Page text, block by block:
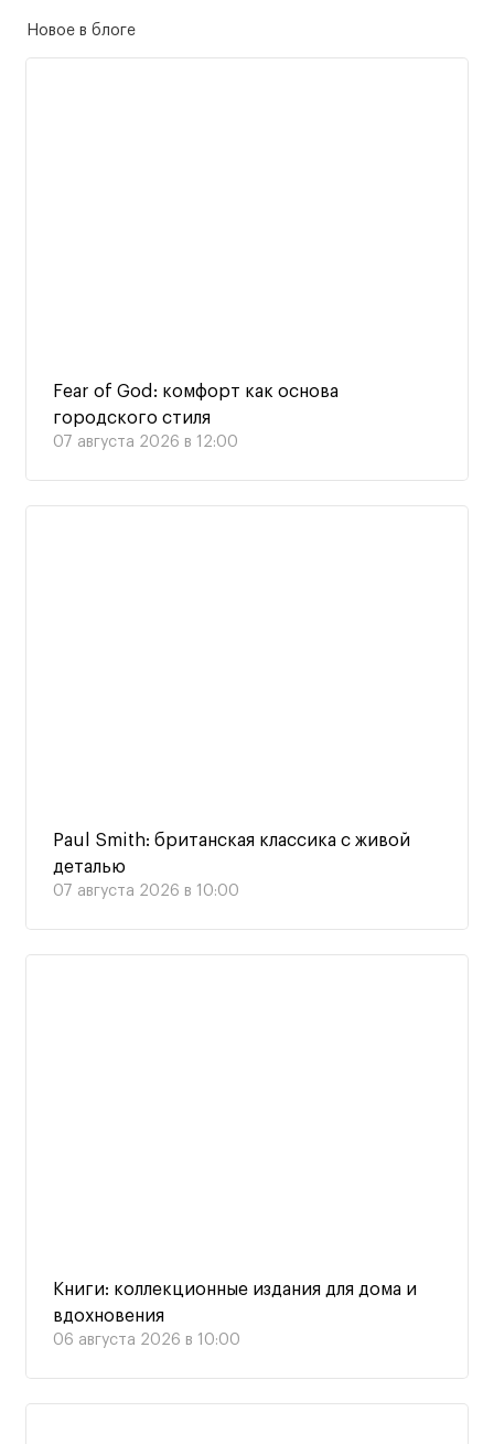
Новое в блоге
Fear of God: комфорт как основа
городского стиля
07 августа 2026 в 12:00
Paul Smith: британская классика с живой
деталью
07 августа 2026 в 10:00
Книги: коллекционные издания для дома и
вдохновения
06 августа 2026 в 10:00